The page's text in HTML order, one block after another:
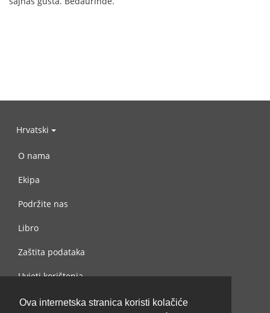
Ova internetska stranica koristi kolačiće
Hrvatski
O nama
Ekipa
Podržite nas
Libro
Zaštita podataka
Uvjeti korištenja
Kontaktiraj nas